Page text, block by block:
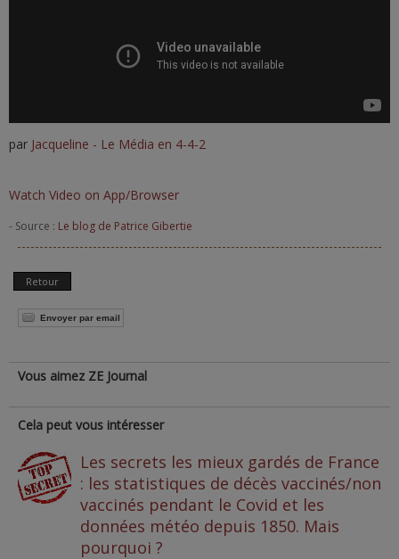
par Jacqueline - Le Média en 4-4-2
Watch Video on App/Browser
- Source : Le blog de Patrice Gibertie
Retour
Envoyer par email
Vous aimez ZE Journal
Cela peut vous intéresser
Les secrets les mieux gardés de France
: les statistiques de décès vaccinés/non
vaccinés pendant le Covid et les
données météo depuis 1850. Mais
pourquoi ?